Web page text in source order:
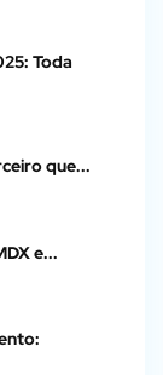
Toda
que...
e...